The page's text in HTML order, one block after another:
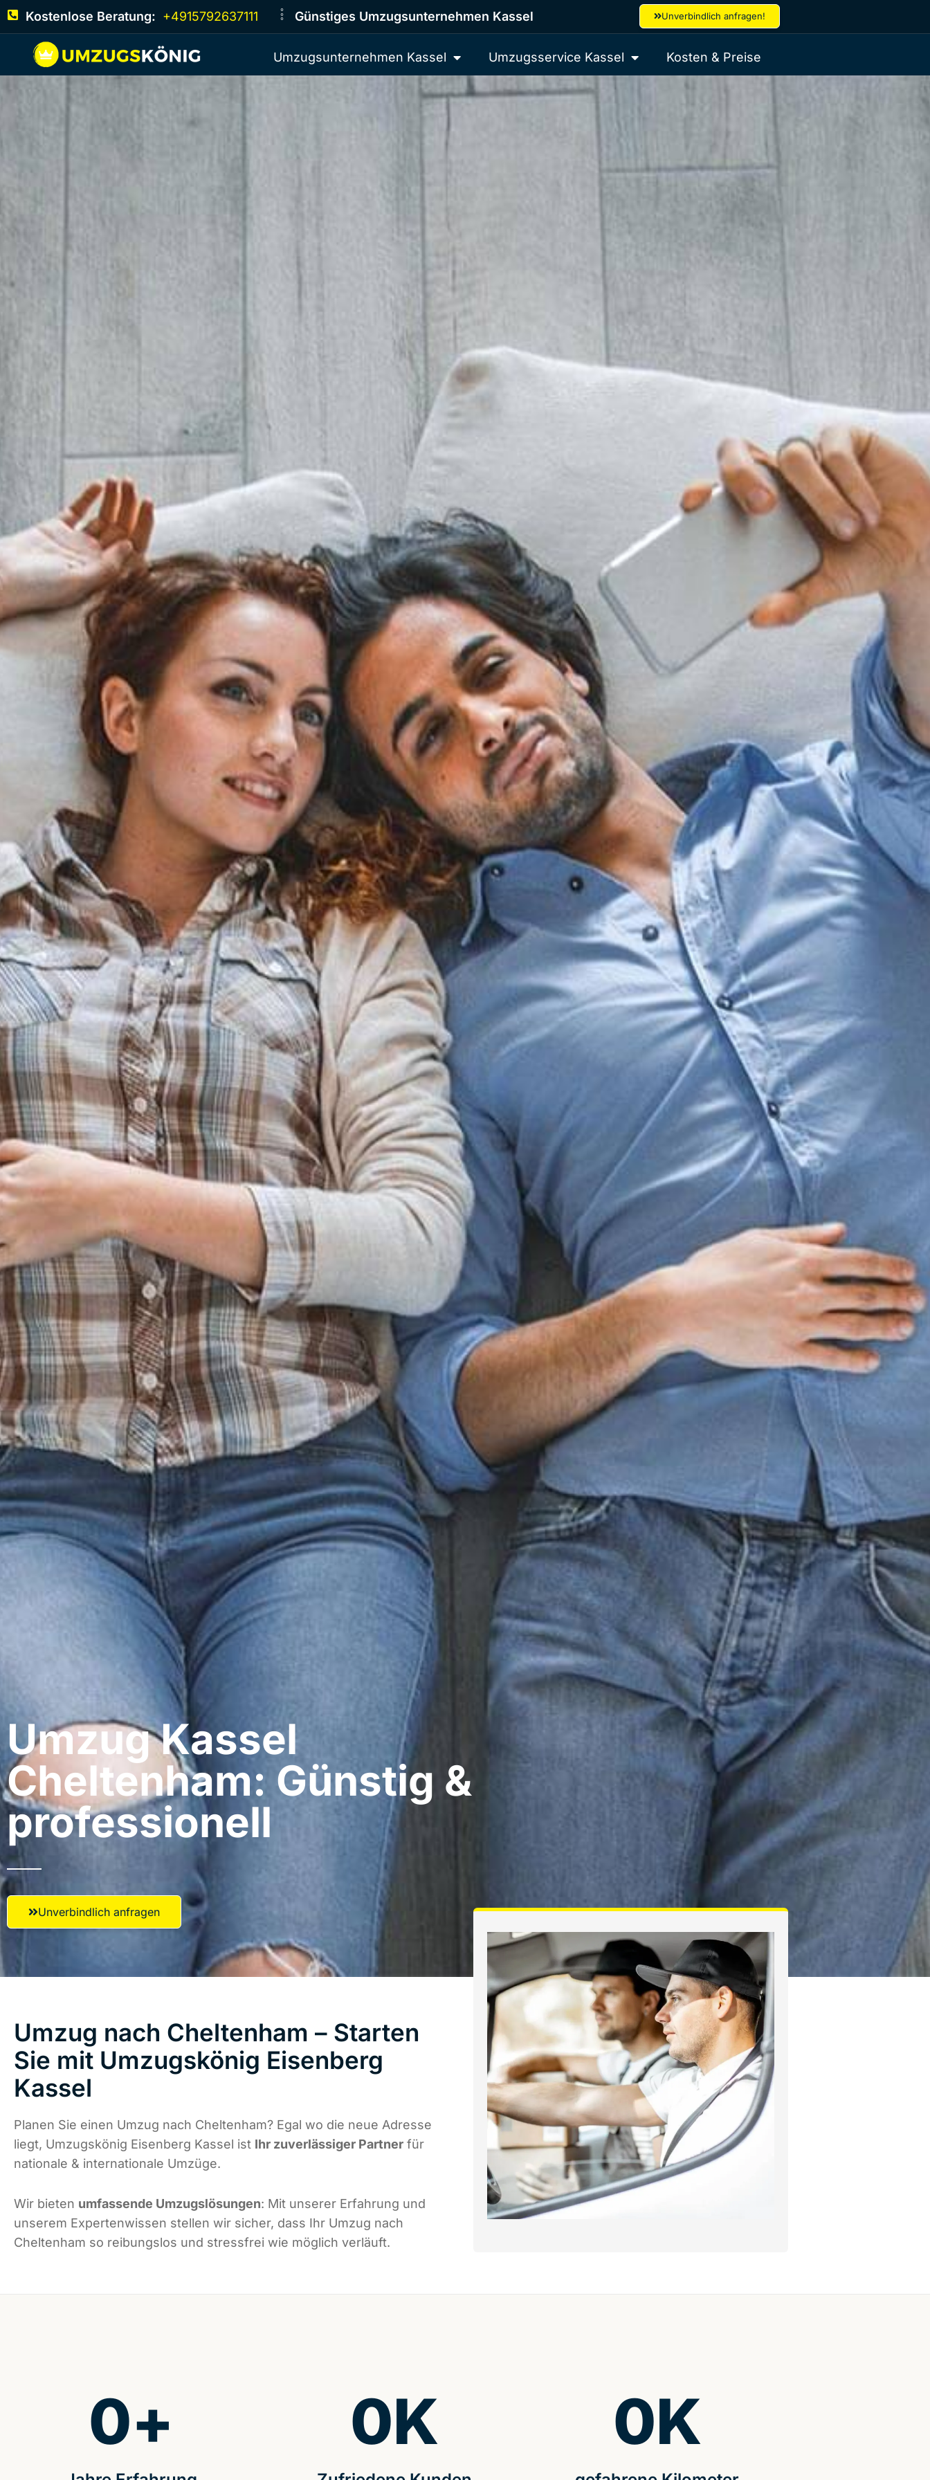
Kostenlose Beratung: +4915792637111 Günstiges Umzugsunternehmen Kassel Unverbindlich anfragen!
Umzugsunternehmen Kassel Umzugsservice Kassel Kosten & Preise
Umzug Kassel​
Cheltenham: Günstig &
professionell​
Unverbindlich anfragen
Umzug nach Cheltenham – Starten
Sie mit Umzugskönig Eisenberg
Kassel
Planen Sie einen Umzug nach Cheltenham? Egal wo die neue Adresse
liegt, Umzugskönig Eisenberg Kassel ist Ihr zuverlässiger Partner für
nationale & internationale Umzüge.
Wir bieten umfassende Umzugslösungen: Mit unserer Erfahrung und
unserem Expertenwissen stellen wir sicher, dass Ihr Umzug nach
Cheltenham so reibungslos und stressfrei wie möglich verläuft.
0+ 0K 0K